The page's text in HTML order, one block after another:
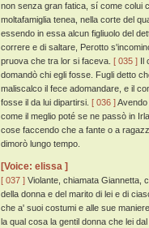
non senza gran fatica, sí come colui
moltafamiglia tenea, nella corte del
essendo in essa alcun figliuolo del
correre e di saltare, Perotto
pruova che tra lor si faceva. [ 035 ] Il
domandò chi egli fosse. Fugli detto
maliscalco il fece adomandare, e il
fosse il da lui dipartirsi. [ 036 ]Avendo
come il meglio poté se ne passò in
cose faccendo che a fante o a
dimorò lungo tempo.
[Voice: elissa ]
[ 037 ] Violante, chiamata Giannetta,
della donna e del marito di lei e di
che a' suoi costumi e alle sue
la qual cosa la gentil donna che lei